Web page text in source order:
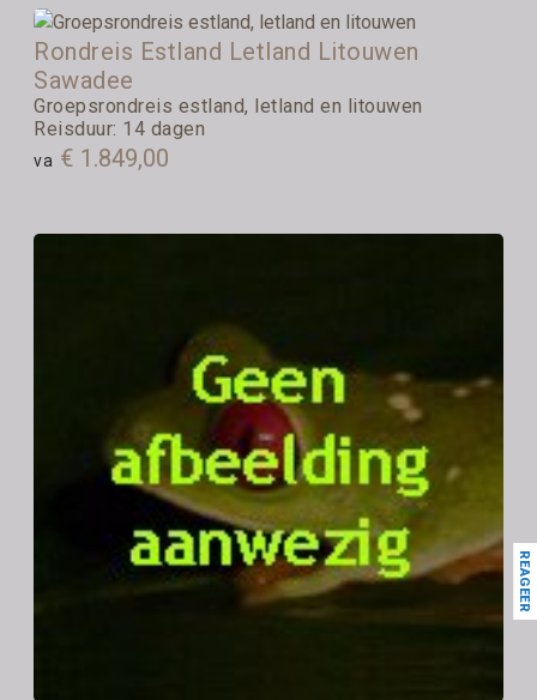
Rondreis Estland Letland Litouwen
Sawadee
Groepsrondreis estland, letland en litouwen
Reisduur: 14 dagen
va € 1.849,00
REAGEER